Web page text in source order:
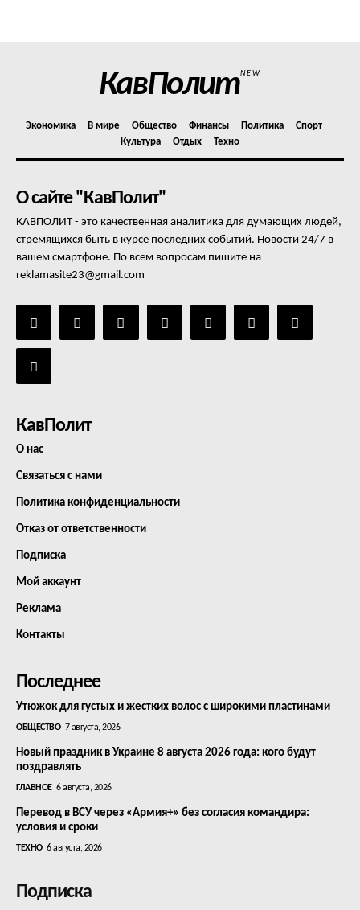
КавПолитNEW
Экономика В мире Общество Финансы Политика
Спорт
Культура
Отдых Техно
О сайте "КавПолит"
КАВПОЛИТ - это качественная аналитика для думающих людей,
стремящихся быть в курсе последних событий. Новости 24/7 в
вашем смартфоне. По всем вопросам пишите на
reklamasite23@gmail.com
КавПолит
О нас
Связаться с нами
Политика конфиденциальности
Отказ от ответственности
Подписка
Мой аккаунт
Реклама
Контакты
Последнее
Утюжок для густых и жестких волос с широкими пластинами
ОБЩЕСТВО 7 августа, 2026
Новый праздник в Украине 8 августа 2026 года: кого будут
поздравлять
ГЛАВНОЕ 6 августа, 2026
Перевод в ВСУ через «Армия+» без согласия командира:
условия и сроки
ТЕХНО 6 августа, 2026
Подписка